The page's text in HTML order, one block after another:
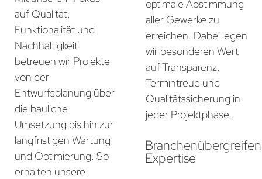
auf Qualität,
Funktionalität und
Nachhaltigkeit
betreuen wir Projekte
von der
Entwurfsplanung über
die bauliche
Umsetzung bis hin zur
langfristigen Wartung
und Optimierung. So
erhalten unsere
optimale Abstimmung
aller Gewerke zu
erreichen. Dabei legen
wir besonderen Wert
auf Transparenz,
Termintreue und
Qualitätssicherung in
jeder Projektphase.
Expertise